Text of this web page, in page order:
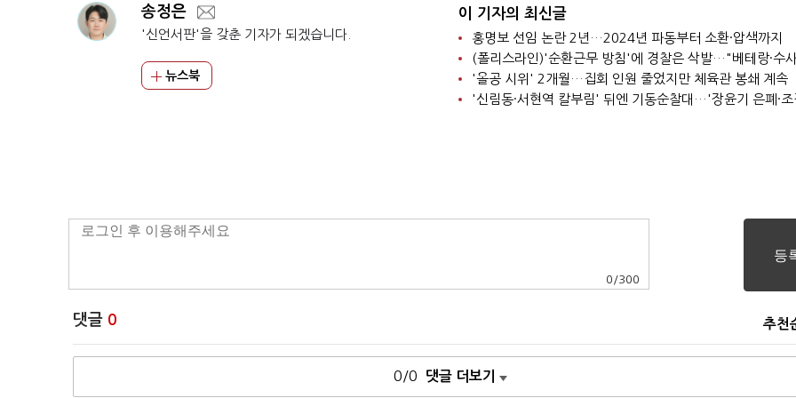
송정은
'신언서판'을 갖춘 기자가 되겠습니다.
뉴스북
이 기자의 최신글
홍명보 선임 논란 2년…2024년 파동부터 소환·압색까지
'올공 시위' 2개월…집회 인원 줄었지만 체육관 봉쇄 계속
0 /300
댓글 0 추천
0/0 댓글 더보기